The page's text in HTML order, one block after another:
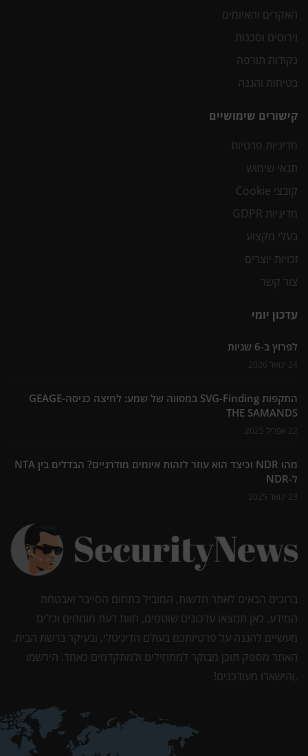
האקרים והאיומים
וירוסים וסכנות
נקודות תורפה
בטיחות והגנה
קישורים שימושיים
מדיניות פרטיות
תנאי שימוש
קובצי Cookie
מדיניות GDPR
בעלי מקצוע
זכויות יוצרים
צור קשר
עדכון יומי
לפרוץ ב-6 שניות
24 ינואר 2026
התקפות SVG-Finding במסווה של שמע: לחיצה כניסה-GEAGE
THE SAMANDS
22 אפריל 2025
מהו NDR וכיצד הוא עוזר לזהות איומים מודרניים? הבדלים בין NTA
ל-NDR
23 ינואר 2025
ברוכים הבאים לאתר חדשות, המוביל בתחום הסייבר ואבטחת
המידע. כאן תמצאו עדכונים שוטפים, חוות דעת מומחים וכלים
מעשיים להגנה על פרטיותכם בעולם הדיגיטלי, ובעיקר ברשת הבית.
האתר מספק תוכן מבוקר למתחילים ולמתקדמים כאחד. הירשמו
,והישארו מעודכנים!